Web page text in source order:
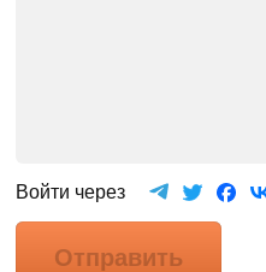
Войти через
Отправить